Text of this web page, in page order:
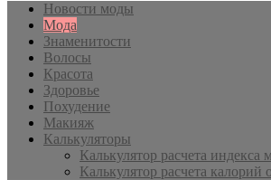
Новости моды
Мода
Знаменитости
Волосы
Красота
Здоровье
Похудение
Макияж
Калькуляторы
Калькулятор расчета индекса
Калькулятор расчета калорий